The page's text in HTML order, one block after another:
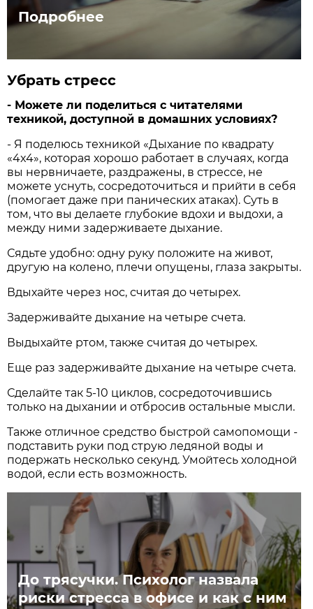
Подробнее
Убрать стресс
- Можете ли поделиться с читателями
техникой, доступной в домашних условиях?
- Я поделюсь техникой «Дыхание по квадрату
«4x4», которая хорошо работает в случаях, когда
вы нервничаете, раздражены, в стрессе, не
можете уснуть, сосредоточиться и прийти в себя
(помогает даже при панических атаках). Суть в
том, что вы делаете глубокие вдохи и выдохи, а
между ними задерживаете дыхание.
Сядьте удобно: одну руку положите на живот,
другую на колено, плечи опущены, глаза закрыты.
Вдыхайте через нос, считая до четырех.
Задерживайте дыхание на четыре счета.
Выдыхайте ртом, также считая до четырех.
Еще раз задерживайте дыхание на четыре счета.
Сделайте так 5-10 циклов, сосредоточившись
только на дыхании и отбросив остальные мысли.
Также отличное средство быстрой самопомощи -
подставить руки под струю ледяной воды и
подержать несколько секунд. Умойтесь холодной
водой, если есть возможность.
До трясучки. Психолог назвала
риски стресса в офисе и как с ним